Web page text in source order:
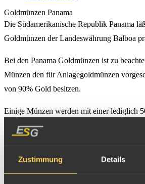
Zustimmung Details
Goldmünzen Panama
Die Südamerikanische Republik Panama
Goldmünzen der Landeswährung Balboa
Bei den Panama Goldmünzen ist zu
Münzen den für Anlagegoldmünzen
von 90% Gold besitzen.
Einige Münzen werden mit einer lediglich
werden somit liediglich zum
zum vollen ESG Bankankaufpreis vergütet: